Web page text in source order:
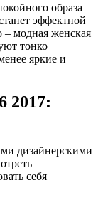
образа
эффектной
модная женская
тонко
яркие и
2017:
дизайнерскими
себя